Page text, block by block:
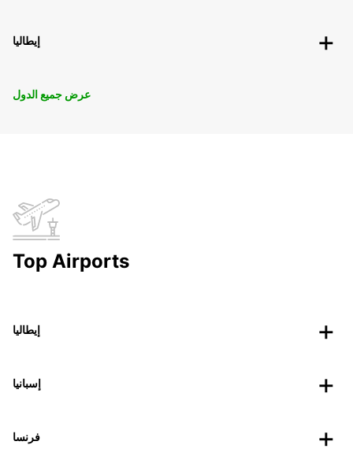
إيطاليا
عرض جميع الدول
Top Airports
إيطاليا
إسبانيا
فرنسا